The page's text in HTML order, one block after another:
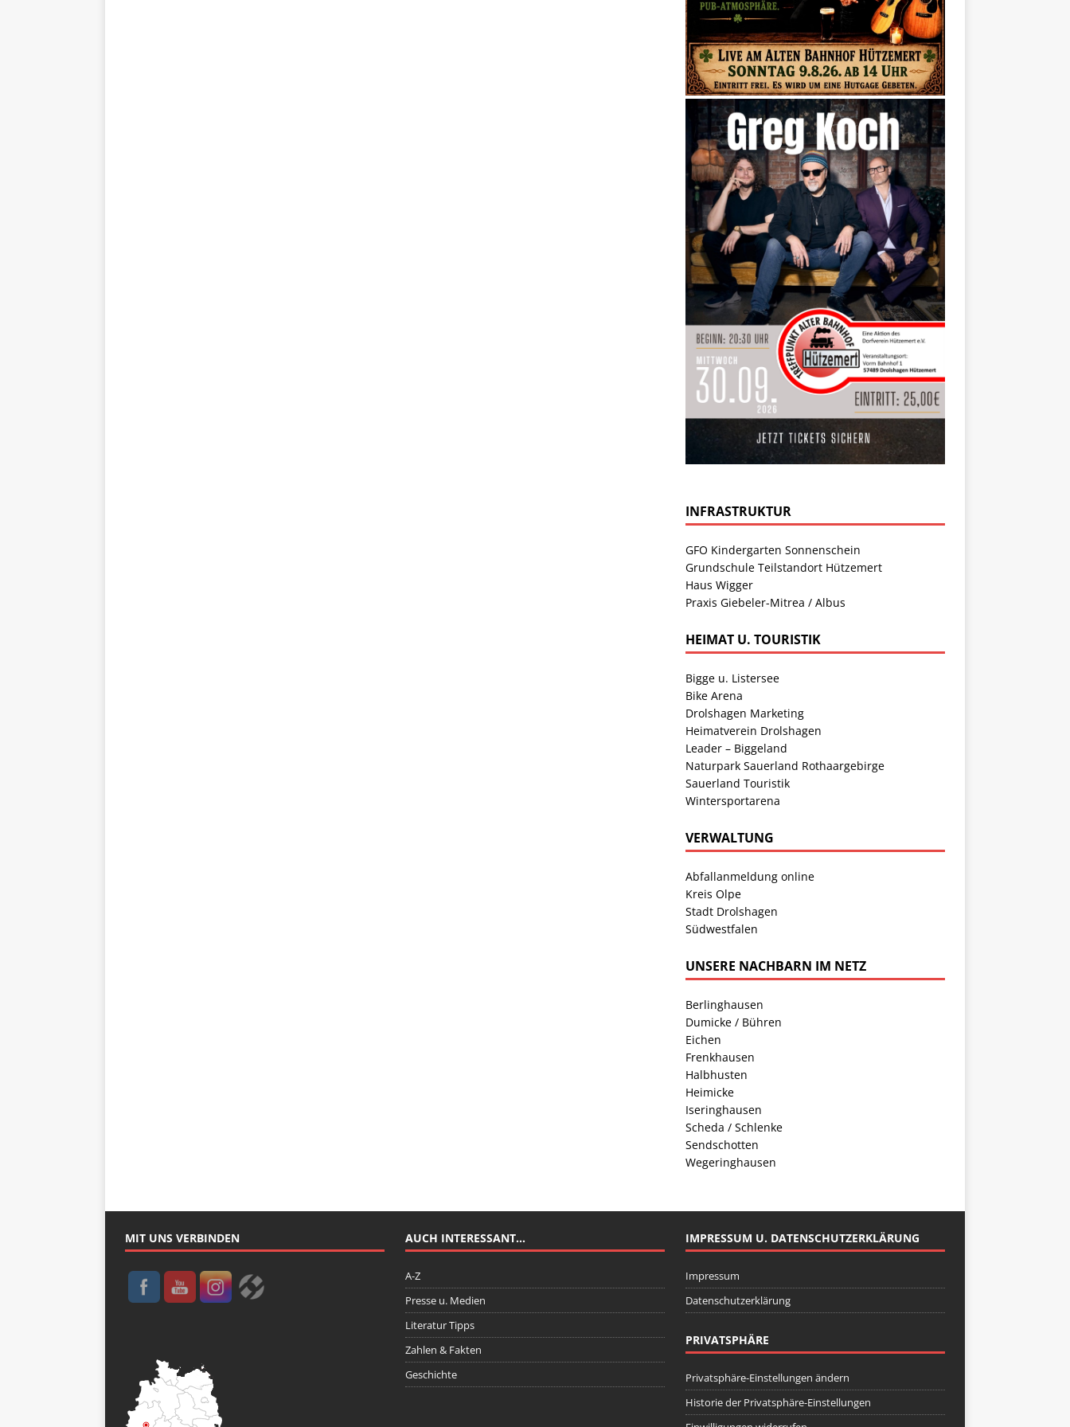
INFRASTRUKTUR
GFO Kindergarten Sonnenschein
Grundschule Teilstandort Hützemert
Haus Wigger
Praxis Giebeler-Mitrea / Albus
HEIMAT U. TOURISTIK
Bigge u. Listersee
Bike Arena
Drolshagen Marketing
Heimatverein Drolshagen
Leader – Biggeland
Naturpark Sauerland Rothaargebirge
Sauerland Touristik
Wintersportarena
VERWALTUNG
Abfallanmeldung online
Kreis Olpe
Stadt Drolshagen
Südwestfalen
UNSERE NACHBARN IM NETZ
Berlinghausen
Dumicke / Bühren
Eichen
Frenkhausen
Halbhusten
Heimicke
Iseringhausen
Scheda / Schlenke
Sendschotten
Wegeringhausen
MIT UNS VERBINDEN AUCH INTERESSANT…
A-Z
Presse u. Medien
Literatur Tipps
Zahlen & Fakten
Geschichte
IMPRESSUM U. DATENSCHUTZERKLÄRUNG
Impressum
Datenschutzerklärung
PRIVATSPHÄRE
Privatsphäre-Einstellungen ändern
Historie der Privatsphäre-Einstellungen